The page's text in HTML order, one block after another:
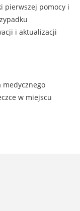
pierwszej pomocy i
i aktualizacji
medycznego
w miejscu